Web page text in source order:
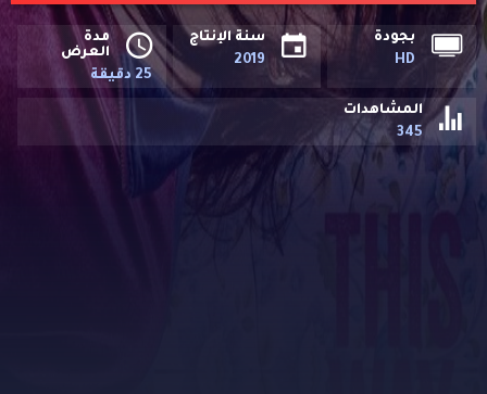
بجودة
HD
سنة الإنتاج
2019
مدة
العرض
25 دقيقة
المشاهدات
345